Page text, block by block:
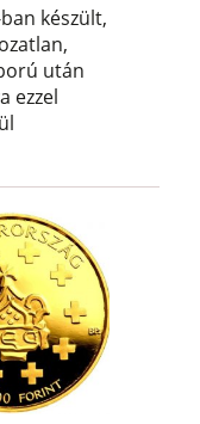
készült,
után
ezzel